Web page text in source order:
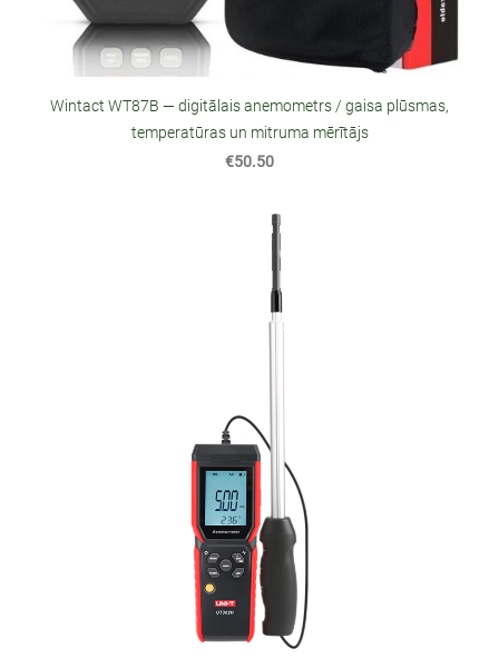
Wintact WT87B — digitālais anemometrs / gaisa plūsmas,
temperatūras un mitruma mērītājs
€50.50